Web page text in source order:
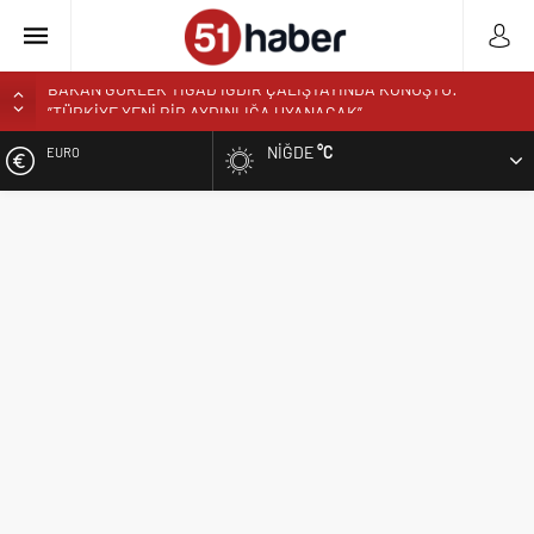
NÖHÜ’DE HASAT ZAMANI: ÜRETEN ÜNİVERSİTE MODELİ
NÖHÜ’DE ÜRETİMİN BEREKETİ: 3 TONA YAKIN BAL HASADI
BOR’DA ASIM EREN ORTAOKULUNDA SONA DOĞRU
EURO NIĞDE°C